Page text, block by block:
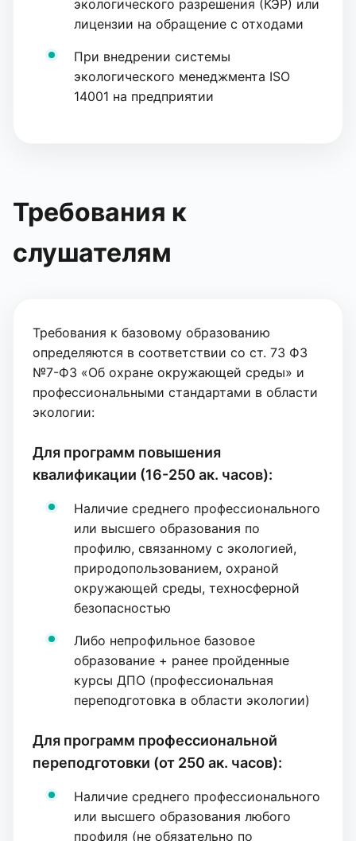
экологического разрешения (КЭР) или
лицензии на обращение с отходами
При внедрении системы
экологического менеджмента ISO
14001 на предприятии
Требования к
слушателям
Требования к базовому образованию
определяются в соответствии со ст. 73 ФЗ
№7-ФЗ «Об охране окружающей среды» и
профессиональными стандартами в области
экологии:
Для программ повышения
квалификации (16-250 ак. часов):
Наличие среднего профессионального
или высшего образования по
профилю, связанному с экологией,
природопользованием, охраной
окружающей среды, техносферной
безопасностью
Либо непрофильное базовое
образование + ранее пройденные
курсы ДПО (профессиональная
переподготовка в области экологии)
Для программ профессиональной
переподготовки (от 250 ак. часов):
Наличие среднего профессионального
или высшего образования любого
профиля (не обязательно по